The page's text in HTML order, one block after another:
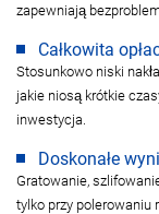
zapewniają
Całkowita
Stosunkowo niski
jakie niosą krótkie
inwestycja.
Doskonałe
Gratowanie,
tylko przy polerowaniu